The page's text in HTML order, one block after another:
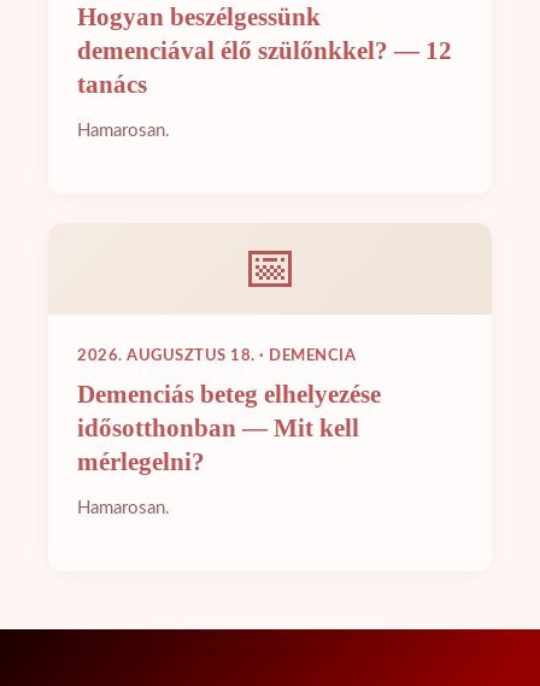
Hogyan beszélgessünk
demenciával élő szülőnkkel? — 12
tanács
Hamarosan.
📅
2026. AUGUSZTUS 18. · DEMENCIA
Demenciás beteg elhelyezése
idősotthonban — Mit kell
mérlegelni?
Hamarosan.